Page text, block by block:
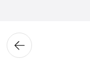
뒤로가
기